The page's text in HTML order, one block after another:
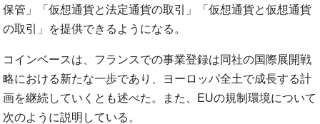
保管」「仮想通貨と法定通貨の取引」「仮想通貨と仮想通貨
の取引」を提供できるようになる。
コインベースは、フランスでの事業登録は同社の国際展開戦
略における新たな一歩であり、ヨーロッパ全土で成長する計
画を継続していくとも述べた。また、EUの規制環境について
次のように説明している。